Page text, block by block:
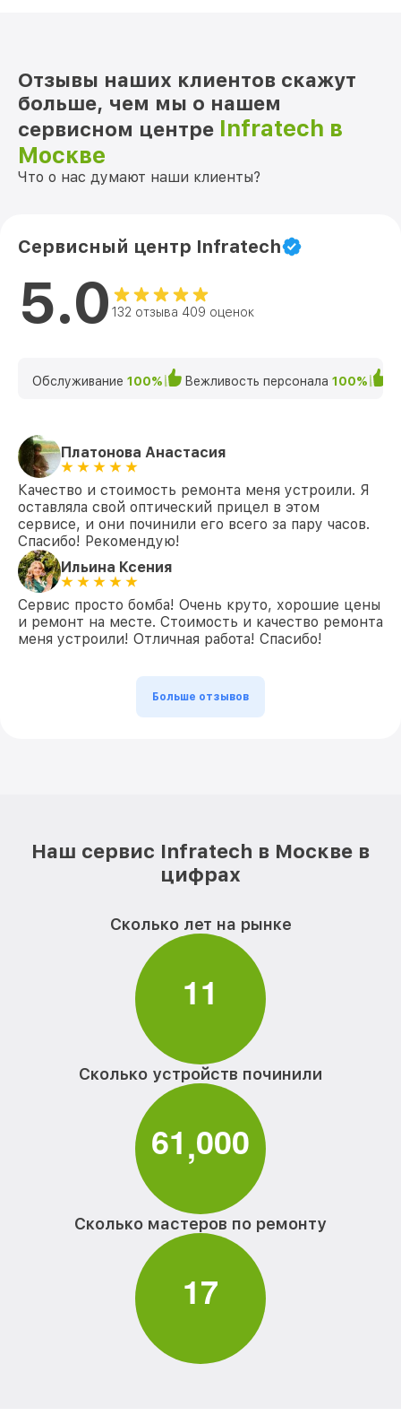
Отзывы наших клиентов скажут
больше, чем мы о нашем
сервисном центре Infratech в
Москве
Что о нас думают наши клиенты?
Сервисный центр Infratech
5.0 132 отзыва 409 оценок
Обслуживание 100% Вежливость персонала 100%
Платонова Анастасия
Качество и стоимость ремонта меня устроили. Я
оставляла свой оптический прицел в этом
сервисе, и они починили его всего за пару часов.
Спасибо! Рекомендую!
Ильина Ксения
Сервис просто бомба! Очень круто, хорошие цены
и ремонт на месте. Стоимость и качество ремонта
меня устроили! Отличная работа! Спасибо!
Больше отзывов
Наш сервис Infratech в Москве в
цифрах
Сколько лет на рынке
11
Сколько устройств починили
61,000
Сколько мастеров по ремонту
17